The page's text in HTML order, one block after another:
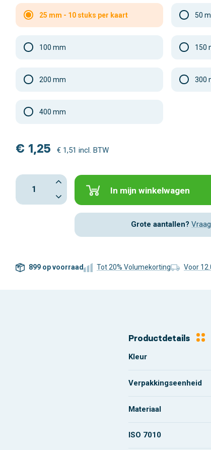
25 mm - 10 stuks per kaart 50
100 mm 150
200 mm 300
400 mm
€ 1,25 € 1,51 incl. BTW
In mijn winkelwagen
Grote aantallen?
899 op voorraad Tot 20% Volumekorting Voor
Productdetails
Kleur
Verpakkingseenheid
Materiaal
ISO 7010